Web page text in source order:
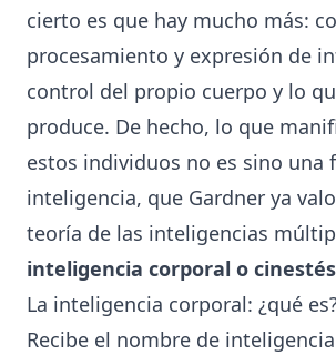
cierto es que hay mucho más:
procesamiento y expresión de
control del propio cuerpo y lo
produce. De hecho, lo que
estos individuos no es sino una
inteligencia, que Gardner ya
teoría de las inteligencias
inteligencia corporal o
La inteligencia corporal: ¿qué
Recibe el nombre de